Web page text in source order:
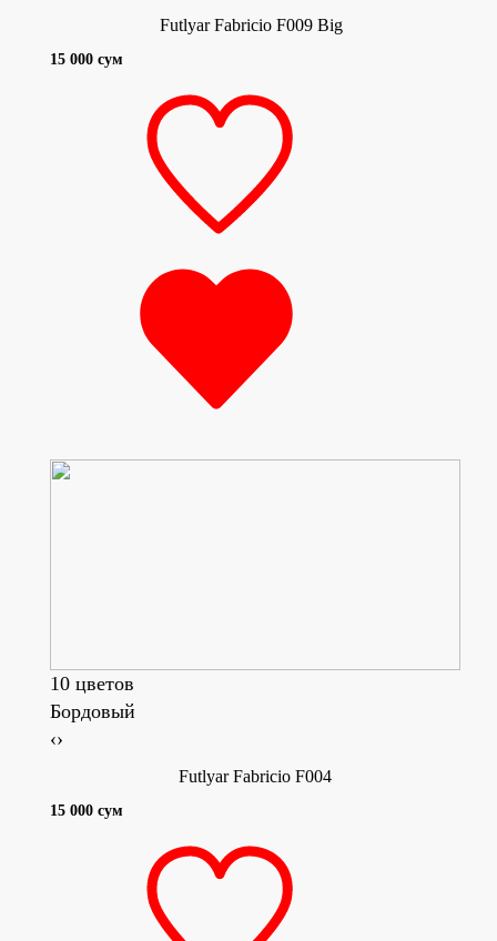
Futlyar Fabricio F009 Big
15 000 сум
10 цветов
Бордовый
‹›
Futlyar Fabricio F004
15 000 сум